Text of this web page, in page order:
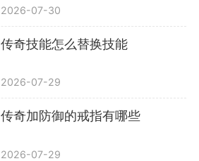
2026-07-30
传奇技能怎么替换技能
2026-07-29
传奇加防御的戒指有哪些
2026-07-29